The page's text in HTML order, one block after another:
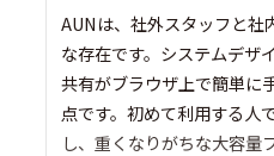
AUNは、社外スタッフと社
な存在です。システムデザ
共有がブラウザ上で簡単に
点です。初めて利用する人
し、重くなりがちな大容量